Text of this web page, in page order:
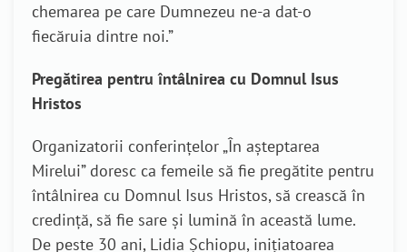
chemarea pe care Dumnezeu ne-a dat-o
fiecăruia dintre noi.”
Pregătirea pentru întâlnirea cu Domnul Isus
Hristos
Organizatorii conferințelor „În așteptarea
Mirelui” doresc ca femeile să fie pregătite pentru
întâlnirea cu Domnul Isus Hristos, să crească în
credință, să fie sare și lumină în această lume.
De peste 30 ani, Lidia Șchiopu, inițiatoarea